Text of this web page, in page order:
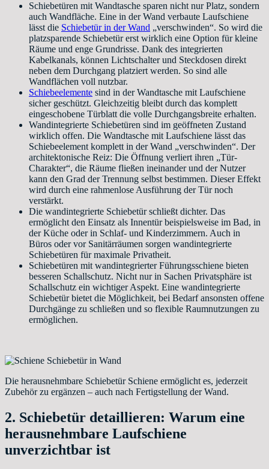
Schiebetüren mit Wandtasche sparen nicht nur Platz, sondern
auch Wandfläche. Eine in der Wand verbaute Laufschiene
lässt die Schiebetür in der Wand „verschwinden“. So wird die
platzsparende Schiebetür erst wirklich eine Option für kleine
Räume und enge Grundrisse. Dank des integrierten
Kabelkanals, können Lichtschalter und Steckdosen direkt
neben dem Durchgang platziert werden. So sind alle
Wandflächen voll nutzbar.
Schiebeelemente sind in der Wandtasche mit Laufschiene
sicher geschützt. Gleichzeitig bleibt durch das komplett
eingeschobene Türblatt die volle Durchgangsbreite erhalten.
Wandintegrierte Schiebetüren sind im geöffneten Zustand
wirklich offen. Die Wandtasche mit Laufschiene lässt das
Schiebeelement komplett in der Wand „verschwinden“. Der
architektonische Reiz: Die Öffnung verliert ihren „Tür-
Charakter“, die Räume fließen ineinander und der Nutzer
kann den Grad der Trennung selbst bestimmen. Dieser Effekt
wird durch eine rahmenlose Ausführung der Tür noch
verstärkt.
Die wandintegrierte Schiebetür schließt dichter. Das
ermöglicht den Einsatz als Innentür beispielsweise im Bad, in
der Küche oder in Schlaf- und Kinderzimmern. Auch in
Büros oder vor Sanitärräumen sorgen wandintegrierte
Schiebetüren für maximale Privatheit.
Schiebetüren mit wandintegrierter Führungsschiene bieten
besseren Schallschutz. Nicht nur in Sachen Privatsphäre ist
Schallschutz ein wichtiger Aspekt. Eine wandintegrierte
Schiebetür bietet die Möglichkeit, bei Bedarf ansonsten offene
Durchgänge zu schließen und so flexible Raumnutzungen zu
ermöglichen.
Die herausnehmbare Schiebetür Schiene ermöglicht es, jederzeit
Zubehör zu ergänzen – auch nach Fertigstellung der Wand.
2. Schiebetür detaillieren: Warum eine
herausnehmbare Laufschiene
unverzichtbar ist